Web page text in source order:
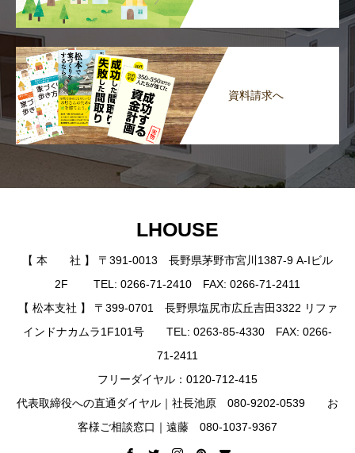
資料請求へ
LHOUSE
【 本 社 】 〒391-0013 長野県茅野市宮川1387-9 A-Iビル
2F TEL: 0266-71-2410 FAX: 0266-71-2411
【 松本支社 】 〒399-0701 長野県塩尻市広丘吉田3322 リファ
インドナカムラ1F101号 TEL: 0263-85-4330 FAX: 0266-
71-2411
フリーダイヤル：0120-712-415
代表取締役への直通ダイヤル｜社長池原 080-9202-0539 お
客様ご相談窓口｜遠藤 080-1037-9367